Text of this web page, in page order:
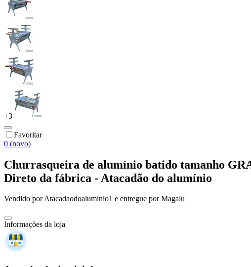
+3
Favoritar
0 (novo)
Churrasqueira de alumínio batido tamanho
Direto da fábrica - Atacadão do alumínio
Vendido porAtacadaodoaluminio1 e entregue por Magalu
Informações da loja